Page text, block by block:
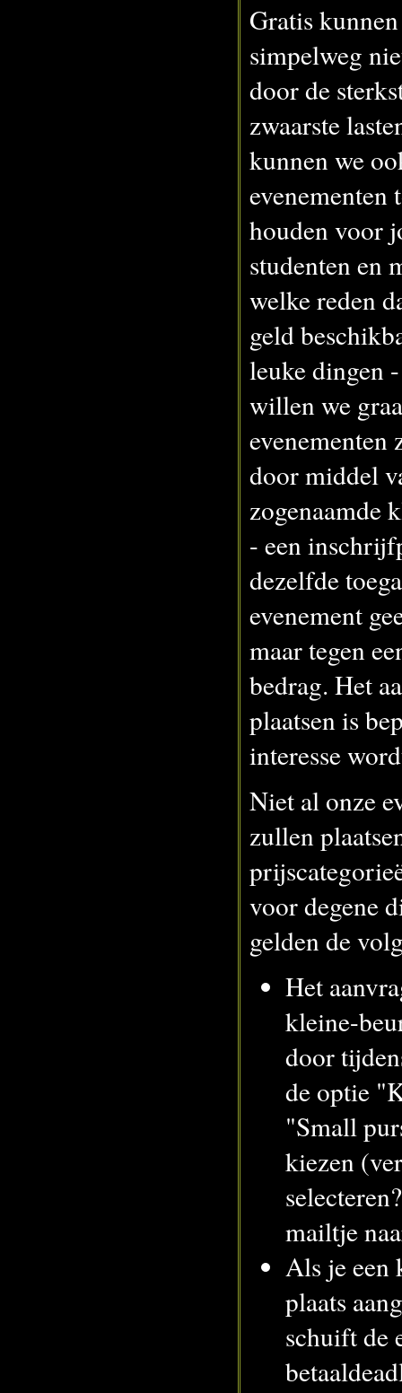
Gratis
simpelweg
door de
zwaarste
kunnen we
evenementen
houden voor
studenten en
welke reden
geld
leuke dingen
willen we
evenementen
door middel
zogenaamde
- een
dezelfde
evenement
maar tegen
bedrag. Het
plaatsen is
interesse
Niet al onze
zullen
voor degene
gelden de
Het
kleine-
door
de optie
"Small
kiezen
mailtje
Als je een
plaats
schuift de